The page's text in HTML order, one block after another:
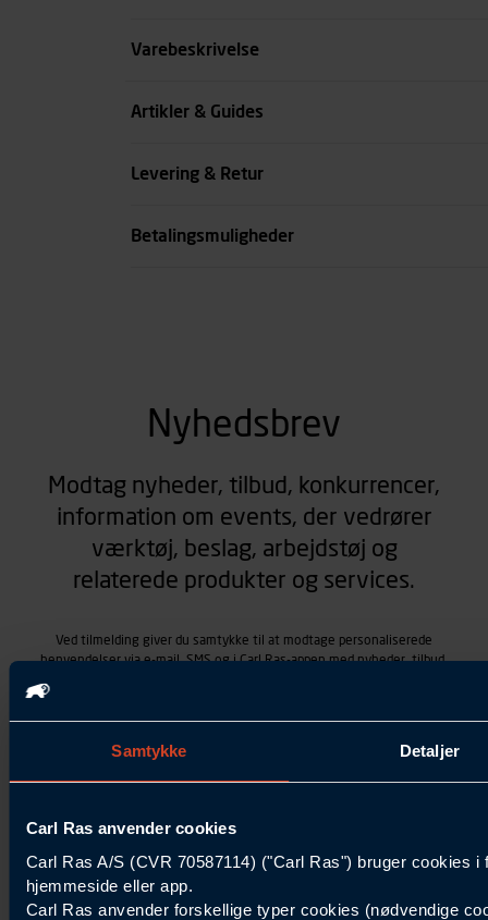
Samtykke Detaljer
Carl Ras anvender cookies
Carl Ras A/S (CVR 70587114) ("Carl Ras") bruger cookies
hjemmeside eller app.
Carl Ras anvender forskellige typer cookies (nødvendige
Størrelse
Varebeskrivelse
Artikler & Guides
Levering & Retur
Betalingsmuligheder
Nyhedsbrev
Modtag nyheder, tilbud, konkurrencer,
information om events, der vedrører
værktøj, beslag, arbejdstøj og
relaterede produkter og services.
Ved tilmelding giver du samtykke til at modtage personaliserede
henvendelser via e-mail, SMS og i Carl Ras-appen med nyheder, tilbud,
kontaktoplysninger, produkter, du viser interesse for hos Carl Ras
Samtykket betyder også, at Carl Ras A/S som dataansvarlig kan
vorespersondatapolitik